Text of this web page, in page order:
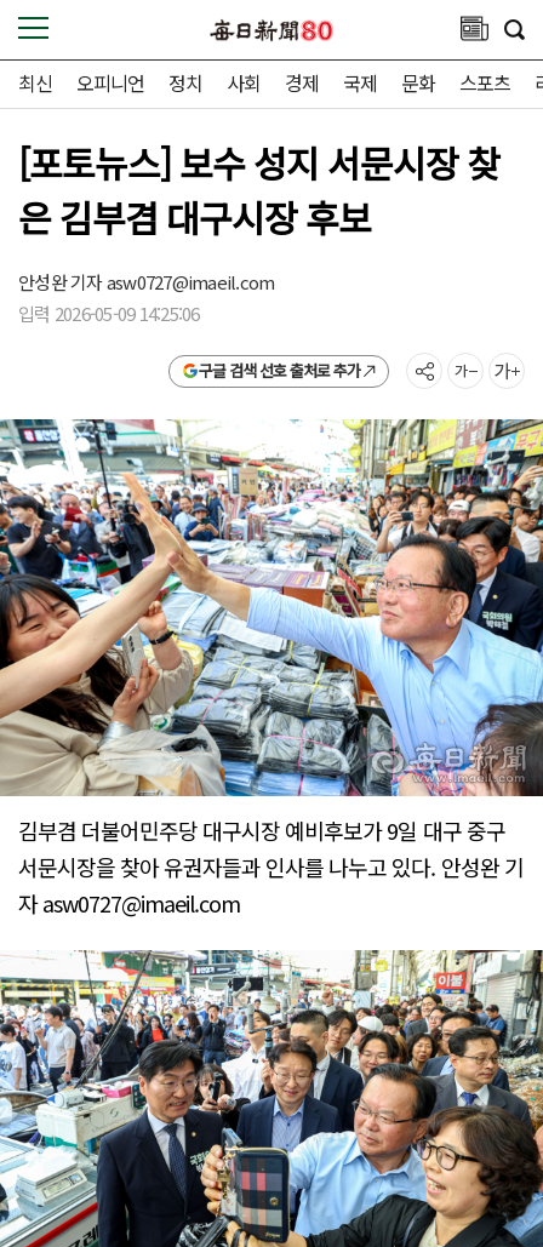
최신 오피니언 정치 사회 경제 국제 문화 스포츠
[포토뉴스] 보수 성지 서문시장 찾
은 김부겸 대구시장 후보
안성완 기자asw0727@imaeil.com
입력 2026-05-09 14:25:06
구글 검색 선호 출처로 추가
김부겸 더불어민주당 대구시장 예비후보가 9일 대구 중구
서문시장을 찾아 유권자들과 인사를 나누고 있다. 안성완 기
자 asw0727@imaeil.com